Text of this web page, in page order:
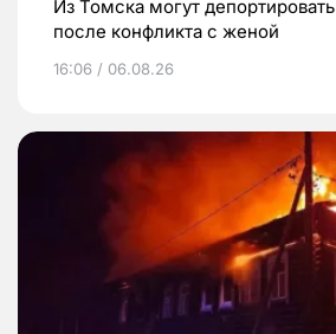
Из Томска могут
после конфликта с женой
16:06 / 06.08.26